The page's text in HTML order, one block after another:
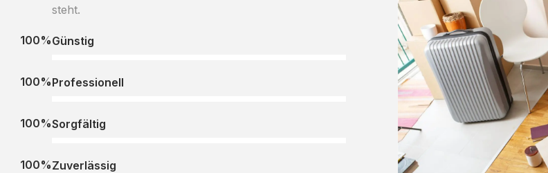
steht.
Günstig
100%
Professionell
100%
Sorgfältig
100%
Zuverlässig
100%